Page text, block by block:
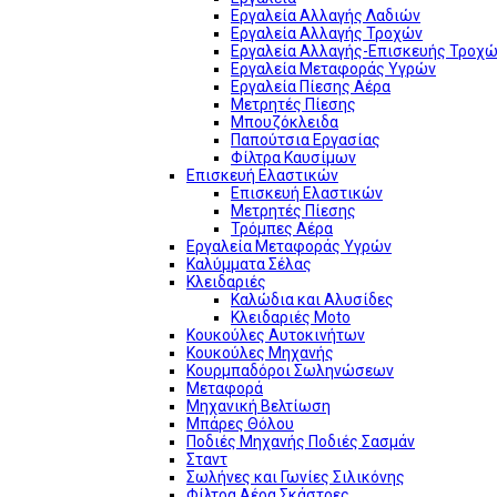
Εργαλεία Αλλαγής Λαδιών
Εργαλεία Αλλαγής Τροχών
Εργαλεία Αλλαγής-Επισκευής
Εργαλεία Μεταφοράς Υγρών
Εργαλεία Πίεσης Αέρα
Μετρητές Πίεσης
Μπουζόκλειδα
Παπούτσια Εργασίας
Φίλτρα Καυσίμων
Επισκευή Ελαστικών
Επισκευή Ελαστικών
Μετρητές Πίεσης
Τρόμπες Αέρα
Εργαλεία Μεταφοράς Υγρών
Καλύμματα Σέλας
Κλειδαριές
Καλώδια και Αλυσίδες
Κλειδαριές Moto
Κουκούλες Αυτοκινήτων
Κουκούλες Μηχανής
Κουρμπαδόροι Σωληνώσεων
Μεταφορά
Μηχανική Βελτίωση
Μπάρες Θόλου
Ποδιές Μηχανής Ποδιές Σασμάν
Σταντ
Σωλήνες και Γωνίες Σιλικόνης